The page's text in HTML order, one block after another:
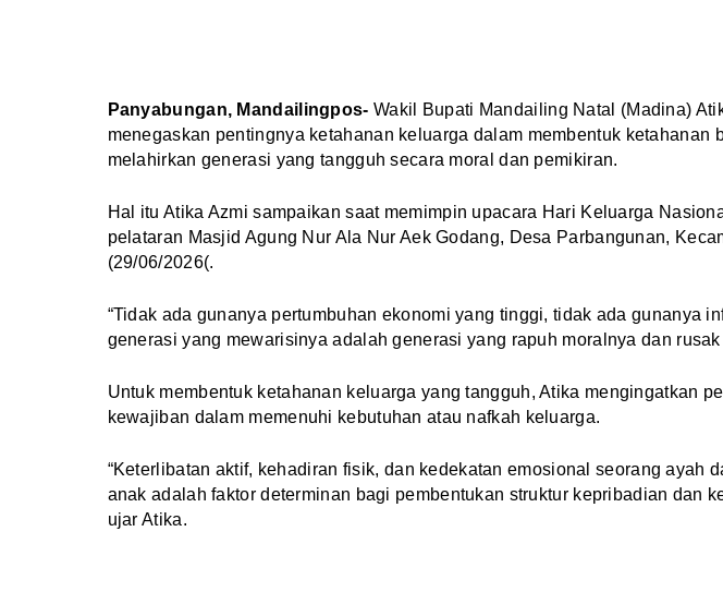
Panyabungan, Mandailingpos- Wakil Bupati Mandailing Natal (Madina)
menegaskan pentingnya ketahanan keluarga dalam membentuk ketahanan
melahirkan generasi yang tangguh secara moral dan pemikiran.
Hal itu Atika Azmi sampaikan saat memimpin upacara Hari Keluarga
pelataran Masjid Agung Nur Ala Nur Aek Godang, Desa Parbangunan,
(29/06/2026(.
“Tidak ada gunanya pertumbuhan ekonomi yang tinggi, tidak ada gunanya
generasi yang mewarisinya adalah generasi yang rapuh moralnya dan rusak
Untuk membentuk ketahanan keluarga yang tangguh, Atika mengingatkan
kewajiban dalam memenuhi kebutuhan atau nafkah keluarga.
“Keterlibatan aktif, kehadiran fisik, dan kedekatan emosional seorang ayah
anak adalah faktor determinan bagi pembentukan struktur kepribadian dan
ujar Atika.